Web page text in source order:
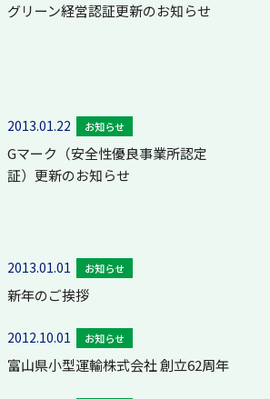
グリーン経営認証更新のお知らせ
2013.01.22 お知らせ
Gマーク（安全性優良事業所認定
証）更新のお知らせ
2013.01.01 お知らせ
新年のご挨拶
2012.10.01 お知らせ
富山県小型運輸株式会社 創立62周年